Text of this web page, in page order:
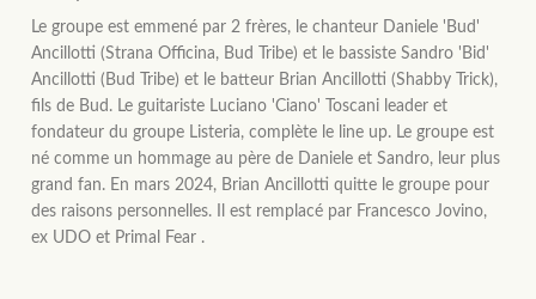
Le groupe est emmené par 2 frères, le chanteur Daniele 'Bud'
Ancillotti (Strana Officina, Bud Tribe) et le bassiste Sandro 'Bid'
Ancillotti (Bud Tribe) et le batteur Brian Ancillotti (Shabby Trick),
fils de Bud. Le guitariste Luciano 'Ciano' Toscani leader et
fondateur du groupe Listeria, complète le line up. Le groupe est
né comme un hommage au père de Daniele et Sandro, leur plus
grand fan. En mars 2024, Brian Ancillotti quitte le groupe pour
des raisons personnelles. Il est remplacé par Francesco Jovino,
ex UDO et Primal Fear .